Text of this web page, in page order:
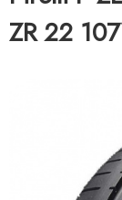
ZR 22